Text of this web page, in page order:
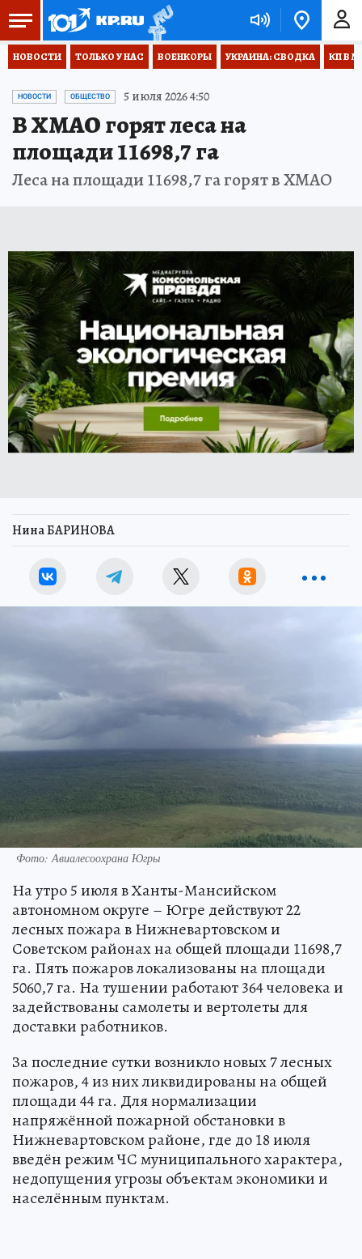
НОВОСТИ ТОЛЬКО У НАС ВОЕНКОРЫ УКРАИНА: СВОДКА КП В
НОВОСТИ ОБЩЕСТВО 5 июля 2026 4:50
В ХМАО горят леса на
площади 11698,7 га
Леса на площади 11698,7 га горят в ХМАО
Нина БАРИНОВА
Фото: Авиалесоохрана Югры
На утро 5 июля в Ханты-Мансийском
автономном округе – Югре действуют 22
лесных пожара в Нижневартовском и
Советском районах на общей площади 11698,7
га. Пять пожаров локализованы на площади
5060,7 га. На тушении работают 364 человека и
задействованы самолеты и вертолеты для
доставки работников.
За последние сутки возникло новых 7 лесных
пожаров, 4 из них ликвидированы на общей
площади 44 га. Для нормализации
напряжённой пожарной обстановки в
Нижневартовском районе, где до 18 июля
введён режим ЧС муниципального характера,
недопущения угрозы объектам экономики и
населённым пунктам.